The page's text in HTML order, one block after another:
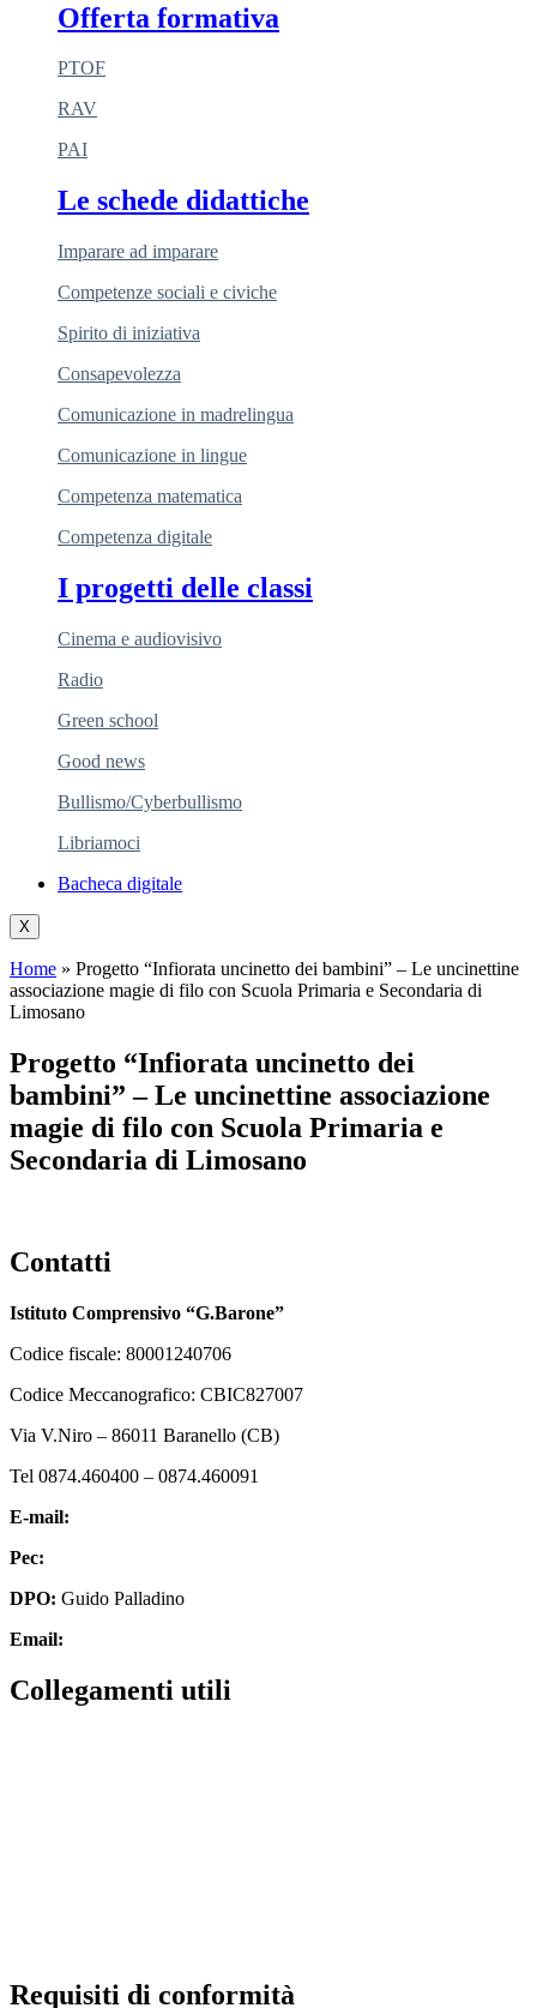
Offerta formativa
PTOF
RAV
PAI
Le schede didattiche
Imparare ad imparare
Competenze sociali e civiche
Spirito di iniziativa
Consapevolezza
Comunicazione in madrelingua
Comunicazione in lingue
Competenza matematica
Competenza digitale
I progetti delle classi
Cinema e audiovisivo
Radio
Green school
Good news
Bullismo/Cyberbullismo
Libriamoci
Bacheca digitale
X
Home » Progetto “Infiorata uncinetto dei bambini” – Le uncinettine
associazione magie di filo con Scuola Primaria e Secondaria di
Limosano
Progetto “Infiorata uncinetto dei
bambini” – Le uncinettine associazione
magie di filo con Scuola Primaria e
Secondaria di Limosano
Contatti
Istituto Comprensivo “G.Barone”
Codice fiscale: 80001240706
Codice Meccanografico: CBIC827007
Via V.Niro – 86011 Baranello (CB)
Tel 0874.460400 – 0874.460091
E-mail:
Pec:
DPO: Guido Palladino
Email:
Collegamenti utili
Requisiti di conformità